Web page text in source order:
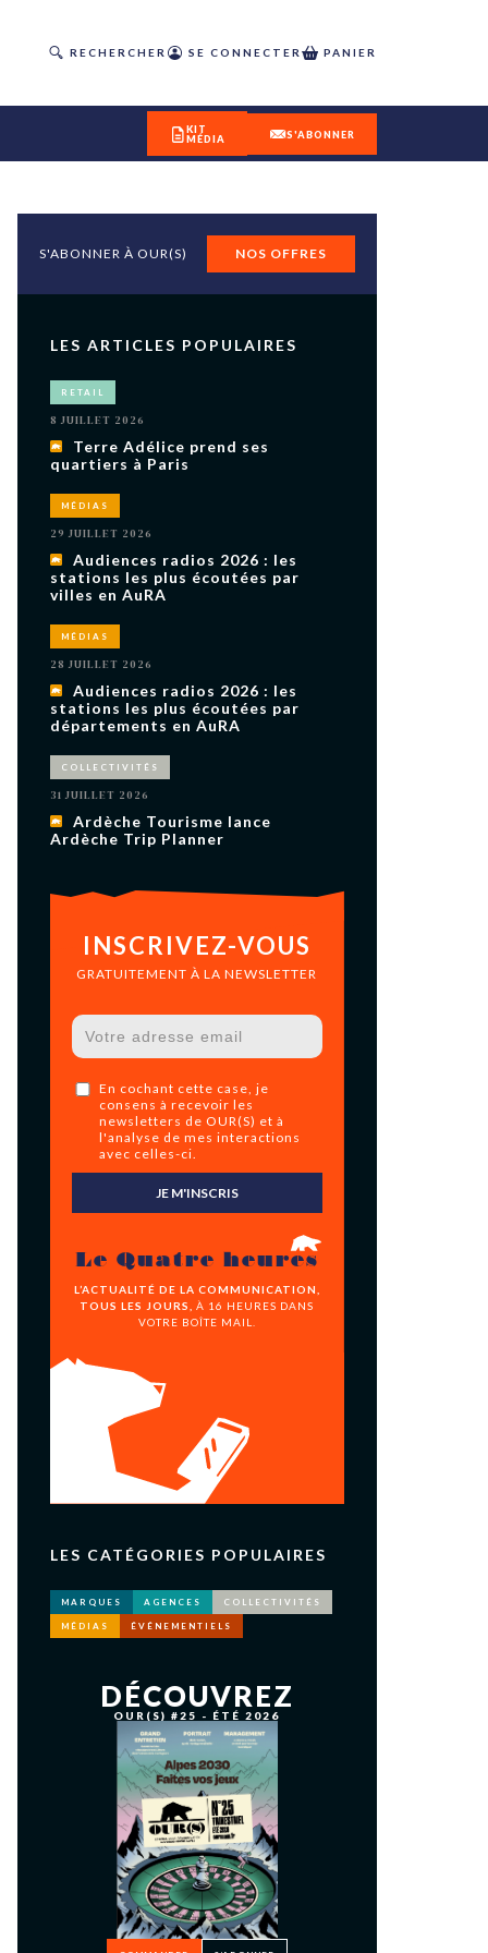
RECHERCHER SE CONNECTER PANIER
sur
ACHETER LE NUMÉRO
M’ABONNER À OURSCOM PENDANT
KIT
MÉDIA
S'ABONNER
S'ABONNER À OUR(S) NOS OFFRES
LES ARTICLES POPULAIRES
RETAIL
8 JUILLET 2026
Terre Adélice prend ses
quartiers à Paris
MÉDIAS
29 JUILLET 2026
Audiences radios 2026 : les
stations les plus écoutées par
villes en AuRA
MÉDIAS
28 JUILLET 2026
Audiences radios 2026 : les
stations les plus écoutées par
départements en AuRA
COLLECTIVITÉS
31 JUILLET 2026
Ardèche Tourisme lance
Ardèche Trip Planner
INSCRIVEZ-VOUS
GRATUITEMENT À LA NEWSLETTER
En cochant cette case, je
consens à recevoir les
newsletters de OUR(S) et à
l'analyse de mes interactions
avec celles-ci.
JE M'INSCRIS
Le Quatre heures
L’ACTUALITÉ DE LA COMMUNICATION,
TOUS LES JOURS,
À 16 HEURES DANS
VOTRE BOÎTE MAIL.
LES CATÉGORIES POPULAIRES
MARQUES AGENCES COLLECTIVITÉS
MÉDIAS ÉVÉNEMENTIELS
DÉCOUVREZ
OUR(S) #25 - ÉTÉ 2026